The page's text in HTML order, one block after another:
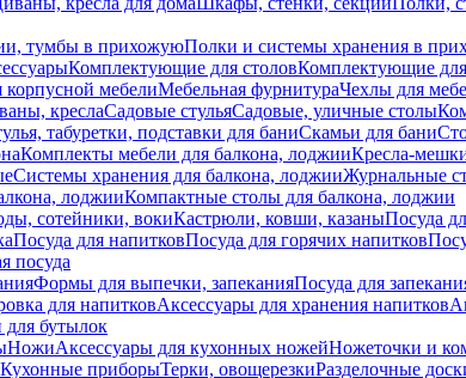
тумбы в прихожуюПолки и системы хранения в
Комплектующие для столовКомплектующие для
мебелиМебельная фурнитураЧехлы для
креслаСадовые стульяСадовые, уличные столы
табуретки, подставки для баниСкамьи для бани
Комплекты мебели для балкона, лоджииКресла-
Системы хранения для балкона, лоджииЖурнальные
лоджииКомпактные столы для балкона, лоджии
сотейники, вокиКастрюли, ковши, казаныПосуда
Посуда для напитковПосуда для горячих напитков
посуда
Формы для выпечки, запеканияПосуда для
для напитковАксессуары для хранения напитков
бутылок
НожиАксессуары для кухонных ножейНожеточки и
Кухонные приборыТерки, овощерезкиРазделочные